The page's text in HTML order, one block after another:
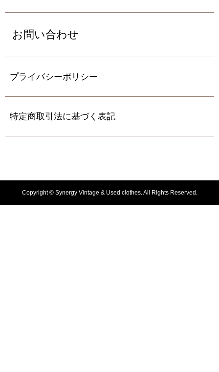
お問い合わせ
プライバシーポリシー
特定商取引法に基づく表記
Copyright ©Synergy Vintage & Used clothes. All Rights Reserved.